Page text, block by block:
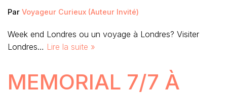
Par Voyageur Curieux (Auteur Invité)
Week end Londres ou un voyage à Londres? Visiter
Londres… Lire la suite »
MEMORIAL 7/7 À